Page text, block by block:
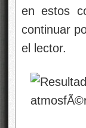
en estos
continuar
el lector.